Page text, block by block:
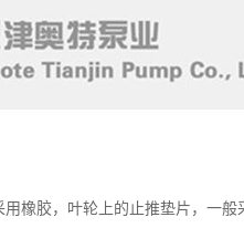
橡胶，叶轮上的止推垫片，一般